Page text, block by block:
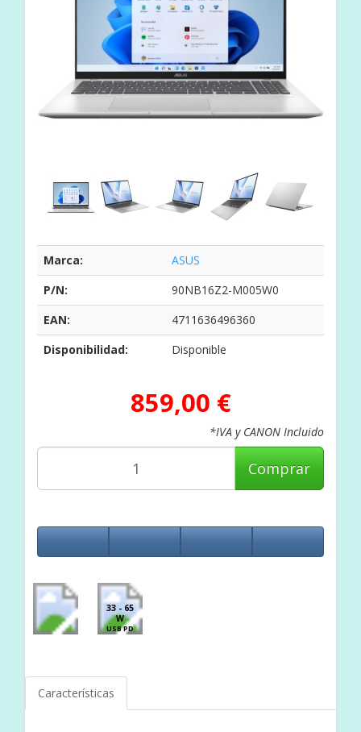
Marca:
ASUS
P/N:
90NB16Z2-M005W0
EAN:
4711636496360
Disponibilidad:
Disponible
859,00 €
*IVA y CANON Incluido
Comprar
33 - 65
W
USB PD
Características